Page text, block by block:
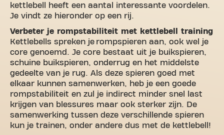
kettlebell heeft een aantal interessante voordelen.
Je vindt ze hieronder op een rij.
Verbeter je rompstabiliteit met kettlebell training
Kettlebells spreken je rompspieren aan, ook wel je
core genoemd. Je core bestaat uit je buikspieren,
schuine buikspieren, onderrug en het middelste
gedeelte van je rug. Als deze spieren goed met
elkaar kunnen samenwerken, heb je een goede
rompstabiliteit en zul je indirect minder snel last
krijgen van blessures maar ook sterker zijn. De
samenwerking tussen deze verschillende spieren
kun je trainen, onder andere dus met de kettlebell!